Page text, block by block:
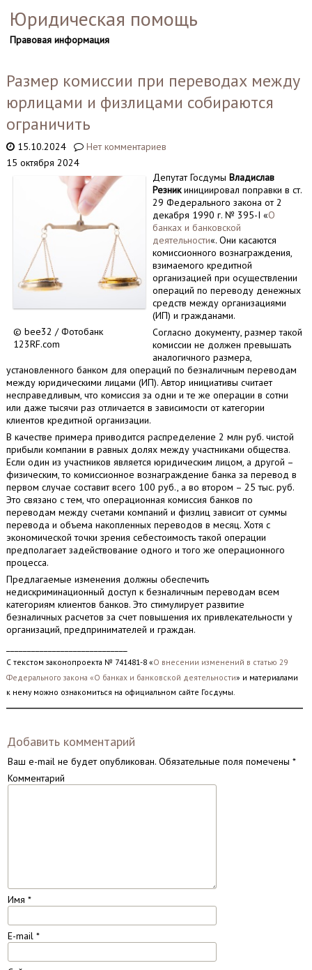
Юридическая помощь
Правовая информация
Размер комиссии при переводах между
юрлицами и физлицами собираются
ограничить
15.10.2024
Нет комментариев
15 октября 2024
© bee32 / Фотобанк
123RF.com
Депутат Госдумы Владислав
Резникинициировал поправки в ст.
29 Федерального закона от 2
декабря 1990 г. № 395-I «О
банках и банковской
деятельности«. Они касаются
комиссионного вознаграждения,
взимаемого кредитной
организацией при осуществлении
операций по переводу денежных
средств между организациями
(ИП) и гражданами.
Согласно документу, размер такой
комиссии не должен превышать
аналогичного размера,
установленного банком для операций по безналичным переводам
между юридическими лицами (ИП). Автор инициативы считает
несправедливым, что комиссия за одни и те же операции в сотни
или даже тысячи раз отличается в зависимости от категории
клиентов кредитной организации.
В качестве примера приводится распределение 2 млн руб. чистой
прибыли компании в равных долях между участниками общества.
Если один из участников является юридическим лицом, а другой –
физическим, то комиссионное вознаграждение банка за перевод в
первом случае составит всего 100 руб., а во втором – 25 тыс. руб.
Это связано с тем, что операционная комиссия банков по
переводам между счетами компаний и физлиц зависит от суммы
перевода и объема накопленных переводов в месяц. Хотя с
экономической точки зрения себестоимость такой операции
предполагает задействование одного и того же операционного
процесса.
Предлагаемые изменения должны обеспечить
недискриминационный доступ к безналичным переводам всем
категориям клиентов банков. Это стимулирует развитие
безналичных расчетов за счет повышения их привлекательности у
организаций, предпринимателей и граждан.
С текстом законопроекта № 741481-8 «О внесении изменений в статью 29
Федерального закона «О банках и банковской деятельности» и материалами
к нему можно ознакомиться на официальном сайте Госдумы.
Добавить комментарий
Ваш e-mail не будет опубликован.Обязательные поля помечены *
Комментарий
Имя *
E-mail *